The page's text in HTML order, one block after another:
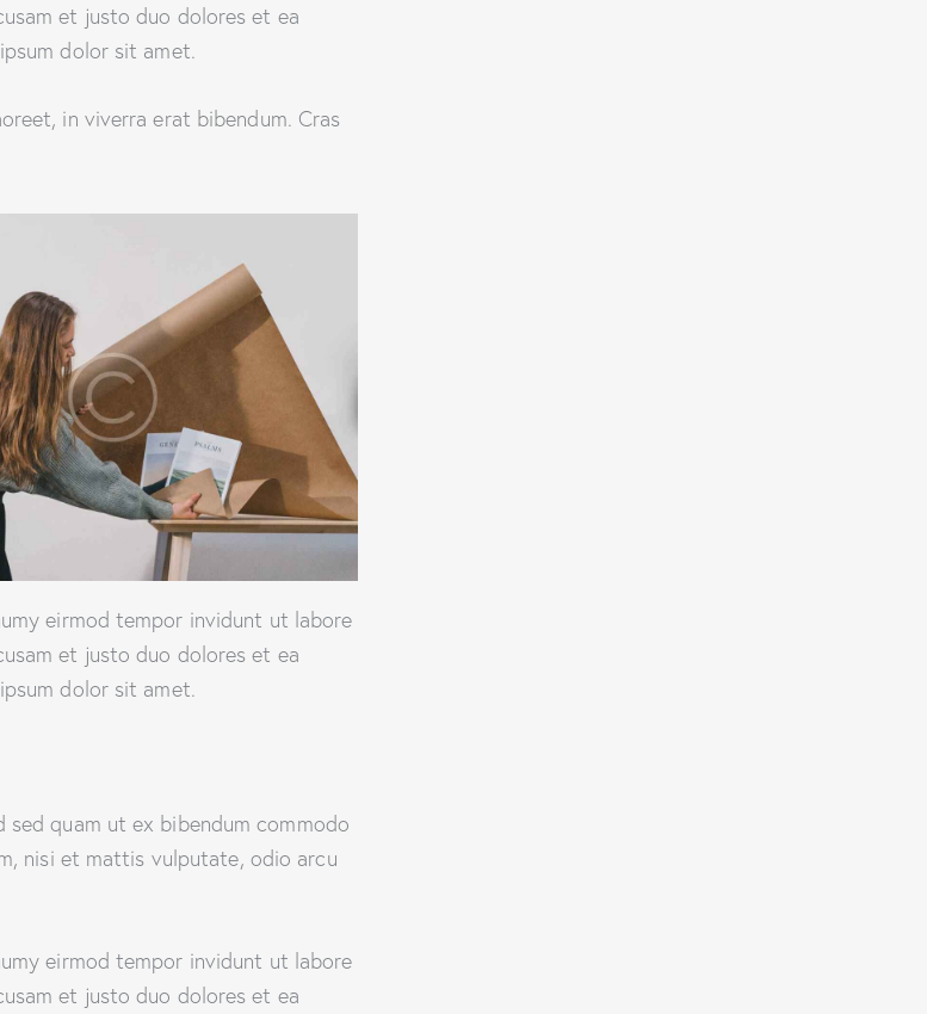
et justo duo dolores et ea
dolor sit amet.
in viverra erat bibendum. Cras
eirmod tempor invidunt ut labore
et justo duo dolores et ea
dolor sit amet.
sed quam ut ex bibendum commodo
nisi et mattis vulputate, odio arcu
eirmod tempor invidunt ut labore
et justo duo dolores et ea